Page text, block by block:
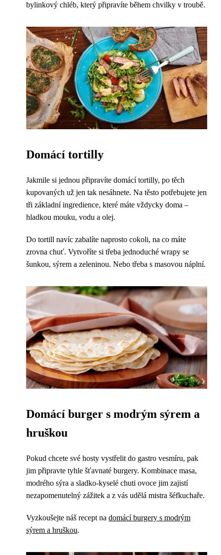
bylinkový chléb, který připravíte během chvilky v troubě.
Domácí tortilly
Jakmile si jednou připravíte domácí tortilly, po těch
kupovaných už jen tak nesáhnete. Na těsto potřebujete jen
tři základní ingredience, které máte vždycky doma –
hladkou mouku, vodu a olej.
Do tortill navíc zabalíte naprosto cokoli, na co máte
zrovna chuť. Vytvoříte si třeba jednoduché wrapy se
šunkou, sýrem a zeleninou. Nebo třeba s masovou náplní.
Domácí burger s modrým sýrem a
hruškou
Pokud chcete své hosty vystřelit do gastro vesmíru, pak
jim připravte tyhle šťavnaté burgery. Kombinace masa,
modrého sýra a sladko-kyselé chuti ovoce jim zajistí
nezapomenutelný zážitek a z vás udělá mistra šéfkuchaře.
Vyzkoušejte náš recept na domácí burgery s modrým
sýrem a hruškou.